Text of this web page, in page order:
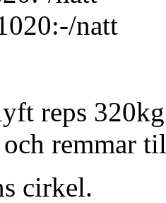
natt
reps
remmar
cirkel.